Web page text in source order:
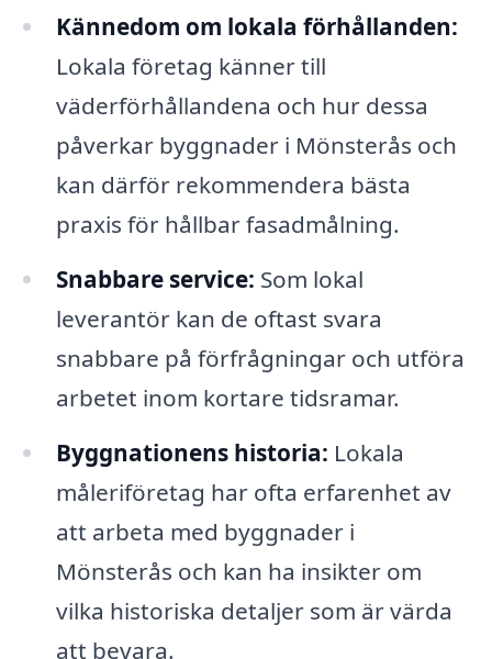
Kännedom om lokala förhållanden:
Lokala företag känner till
väderförhållandena och hur dessa
påverkar byggnader i Mönsterås och
kan därför rekommendera bästa
praxis för hållbar fasadmålning.
Snabbare service: Som lokal
leverantör kan de oftast svara
snabbare på förfrågningar och utföra
arbetet inom kortare tidsramar.
Byggnationens historia: Lokala
måleriföretag har ofta erfarenhet av
att arbeta med byggnader i
Mönsterås och kan ha insikter om
vilka historiska detaljer som är värda
att bevara.